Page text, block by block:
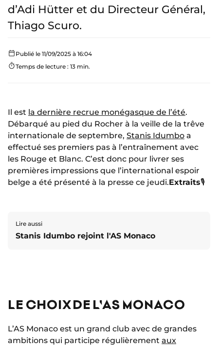
d’Adi Hütter et du Directeur Général,
Thiago Scuro.
Publié le 11/09/2025 à 16:04
Temps de lecture : 13 min.
Il est la dernière recrue monégasque de l’été.
Débarqué au pied du Rocher à la veille de la trêve
internationale de septembre, Stanis Idumbo a
effectué ses premiers pas à l’entraînement avec
les Rouge et Blanc. C’est donc pour livrer ses
premières impressions que l’international espoir
belge a été présenté à la presse ce jeudi.Extraits🎙️
Lire aussi
Stanis Idumbo rejoint l'AS Monaco
LE CHOIX DE L'AS MONACO
L’AS Monaco est un grand club avec de grandes
ambitions qui participe régulièrement aux